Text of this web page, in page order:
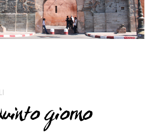
giorno